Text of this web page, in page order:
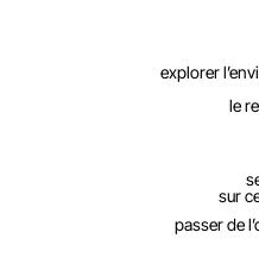
explorer
le
sur
passer de